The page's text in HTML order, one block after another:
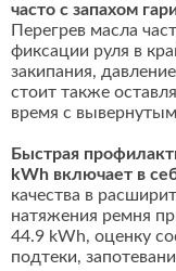
часто с запахом
Перегрев масла
фиксации руля в
закипания,
стоит также
время с
Быстрая
kWh включает в
качества в
натяжения ремня
44.9 kWh, оценку
подтеки,